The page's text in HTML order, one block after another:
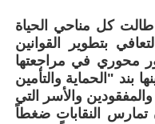
كل مناحي الحياة
بتطوير القوانين
محوري في مراجعتها
بند "الحماية والتأمين
والأسر التي
تمارس النقابات ضغطاً